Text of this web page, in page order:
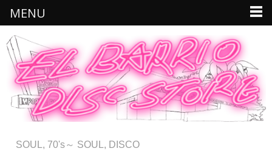
SOUL , 70's～ SOUL , DISCO
MENU